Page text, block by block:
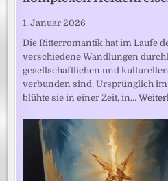
1. Januar 2026
Die Ritterromantik hat im Laufe
verschiedene Wandlungen
gesellschaftlichen und
verbunden sind. Ursprünglich
blühte sie in einer Zeit, in…